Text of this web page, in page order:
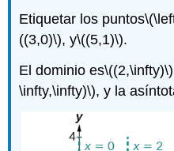
Etiquetar los puntos
((3,0)\), y\((5,1)\).
El dominio es\((2,\infty)\)
\infty,\infty)\), y la